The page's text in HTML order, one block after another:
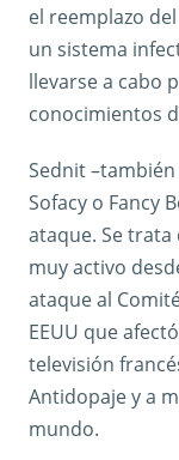
el reemplazo
un sistema
llevarse a cabo
conocimientos
Sednit
Sofacy o Fancy
ataque. Se
muy activo
ataque al
EEUU que
televisión
Antidopaje y a
mundo.